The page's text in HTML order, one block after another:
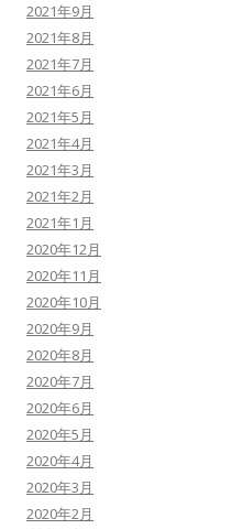
2021年9月
2021年8月
2021年7月
2021年6月
2021年5月
2021年4月
2021年3月
2021年2月
2021年1月
2020年12月
2020年11月
2020年10月
2020年9月
2020年8月
2020年7月
2020年6月
2020年5月
2020年4月
2020年3月
2020年2月